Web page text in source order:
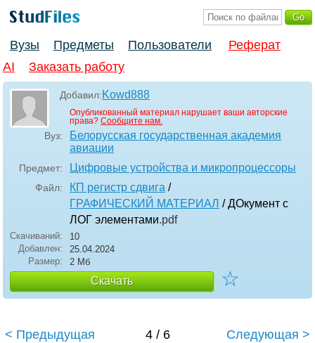
Вузы Предметы Пользователи
Реферат
AI
Заказать работу
Добавил:Kowd888
Опубликованный материал нарушает ваши авторские
права? Сообщите нам.
Вуз:
Белорусская государственная академия
авиации
Предмет: Цифровые устройства и микропроцессоры
Файл: КП регистр сдвига /
ГРАФИЧЕСКИЙ МАТЕРИАЛ / ДОкумент с
ЛОГ элементами.pdf
Скачиваний:
10
Добавлен:
25.04.2024
Размер:
2 Мб
Скачать ☆
< Предыдущая 4 / 6 Следующая >